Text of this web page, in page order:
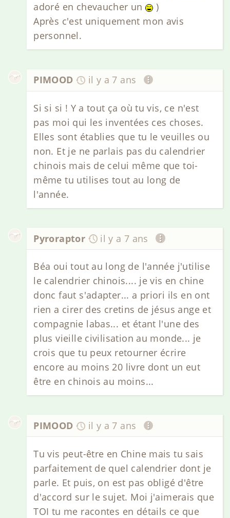
adoré en chevaucher un
)
Après c'est uniquement mon avis
personnel.
PIMOOD il y a 7 ans
Si si si ! Y a tout ça où tu vis, ce n'est
pas moi qui les inventées ces choses.
Elles sont établies que tu le veuilles ou
non. Et je ne parlais pas du calendrier
chinois mais de celui même que toi-
même tu utilises tout au long de
l'année.
Pyroraptor il y a 7 ans
Béa oui tout au long de l'année j'utilise
le calendrier chinois.... je vis en chine
donc faut s'adapter... a priori ils en ont
rien a cirer des cretins de jésus ange et
compagnie labas... et étant l'une des
plus vieille civilisation au monde... je
crois que tu peux retourner écrire
encore au moins 20 livre dont un eut
être en chinois au moins...
PIMOOD il y a 7 ans
Tu vis peut-être en Chine mais tu sais
parfaitement de quel calendrier dont je
parle. Et puis, on est pas obligé d'être
d'accord sur le sujet. Moi j'aimerais que
TOI tu me racontes en détails ce que